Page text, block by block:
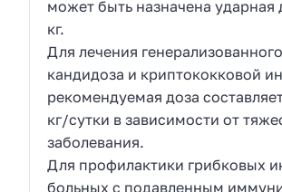
может быть назначена ударная
кг.
Для лечения генерализованного
кандидоза и криптококковой
рекомендуемая доза
кг/сутки в зависимости от
заболевания.
Для профилактики грибковых
больных с подавленным